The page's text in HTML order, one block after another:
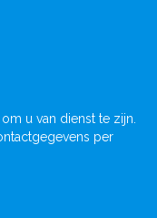
u van dienst te zijn.
per